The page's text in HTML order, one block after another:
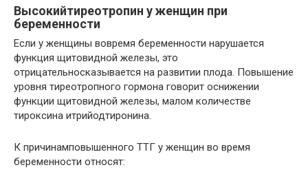
Высокийтиреотропин у женщин при
беременности
Если у женщины вовремя беременности нарушается
функция щитовидной железы, это
отрицательносказывается на развитии плода. Повышение
уровня тиреотропного гормона говорит оснижении
функции щитовидной железы, малом количестве
тироксина итрийодтиронина.
К причинамповышенного ТТГ у женщин во время
беременности относят: